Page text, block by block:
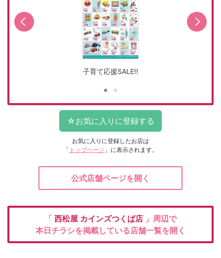
子育て応援SALE!!
お気に入りに登録したお店は
「 トップページ 」に表示されます。
公式店舗ページを開く
「 西松屋 カインズつくば店 」周辺で
本日チラシを掲載している店舗一覧を開く